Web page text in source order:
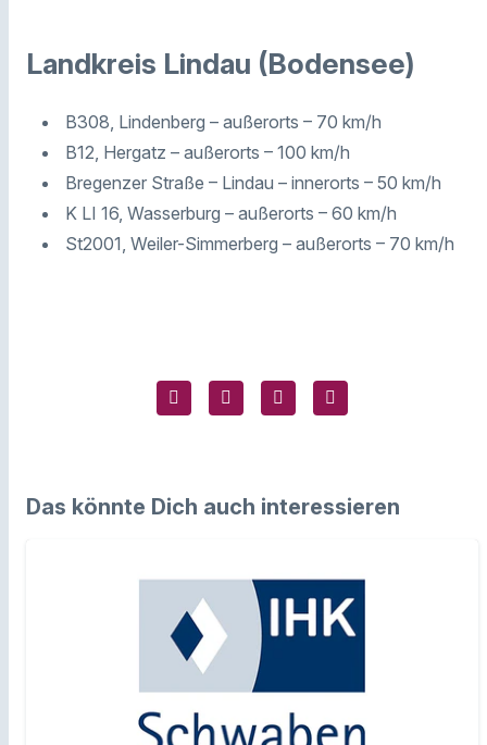
Landkreis Lindau (Bodensee)
B308, Lindenberg – außerorts – 70 km/h
B12, Hergatz – außerorts – 100 km/h
Bregenzer Straße – Lindau – innerorts – 50 km/h
K LI 16, Wasserburg – außerorts – 60 km/h
St2001, Weiler-Simmerberg – außerorts – 70 km/h
Das könnte Dich auch interessieren